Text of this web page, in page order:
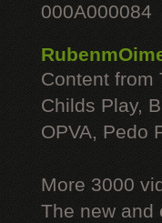
000A000084
Content from
Childs Play,
OPVA, Pedo
More 3000
The new and